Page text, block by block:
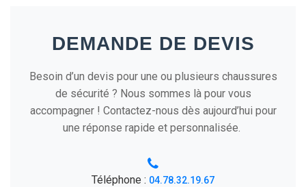
DEMANDE DE DEVIS
Besoin d’un devis pour une ou plusieurs chaussures
de sécurité ? Nous sommes là pour vous
accompagner ! Contactez-nous dès aujourd’hui pour
une réponse rapide et personnalisée.
Téléphone : 04.78.32.19.67